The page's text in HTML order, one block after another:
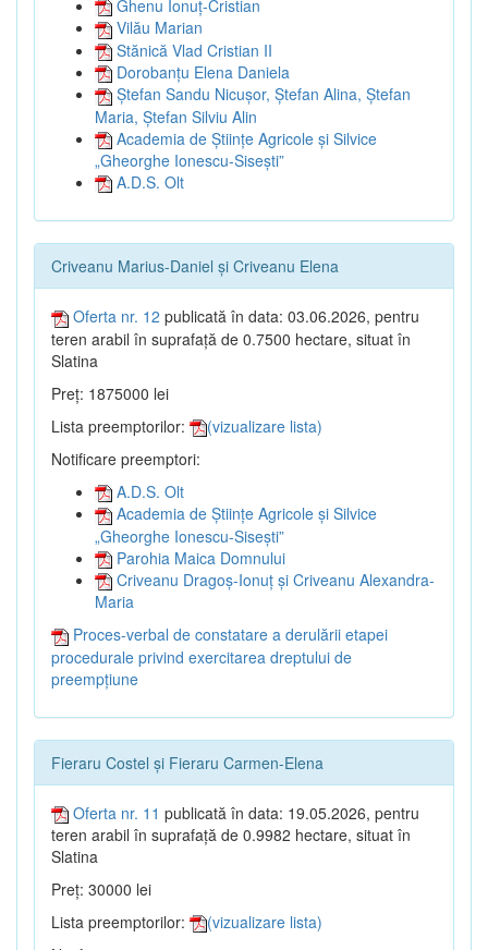
Ghenu Ionuț-Cristian
Vilău Marian
Stănică Vlad Cristian II
Dorobanțu Elena Daniela
Ștefan Sandu Nicușor, Ștefan Alina, Ștefan
Maria, Ștefan Silviu Alin
Academia de Științe Agricole și Silvice
„Gheorghe Ionescu-Sisești”
A.D.S. Olt
Criveanu Marius-Daniel și Criveanu Elena
Oferta nr. 12 publicată în data: 03.06.2026, pentru
teren arabil în suprafață de 0.7500 hectare, situat în
Slatina
Preț: 1875000 lei
Lista preemptorilor:
(vizualizare lista)
Notificare preemptori:
A.D.S. Olt
Academia de Științe Agricole și Silvice
„Gheorghe Ionescu-Sisești”
Parohia Maica Domnului
Criveanu Dragoș-Ionuț și Criveanu Alexandra-
Maria
Proces-verbal de constatare a derulării etapei
procedurale privind exercitarea dreptului de
preempțiune
Fieraru Costel și Fieraru Carmen-Elena
Oferta nr. 11 publicată în data: 19.05.2026, pentru
teren arabil în suprafață de 0.9982 hectare, situat în
Slatina
Preț: 30000 lei
Lista preemptorilor:
(vizualizare lista)